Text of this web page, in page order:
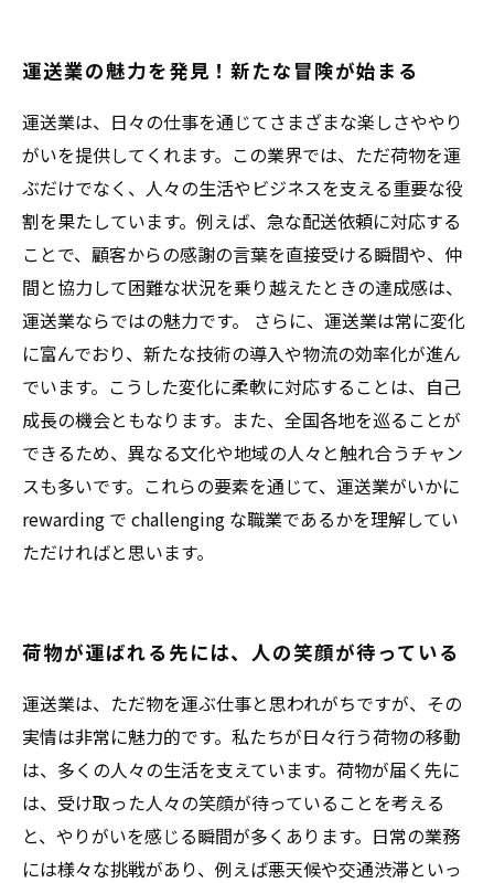
運送業のやりがいを理解し、次のステップへ
運送業の魅力を発見！新たな冒険が始まる
運送業は、日々の仕事を通じてさまざまな楽しさややり
がいを提供してくれます。この業界では、ただ荷物を運
ぶだけでなく、人々の生活やビジネスを支える重要な役
割を果たしています。例えば、急な配送依頼に対応する
ことで、顧客からの感謝の言葉を直接受ける瞬間や、仲
間と協力して困難な状況を乗り越えたときの達成感は、
運送業ならではの魅力です。 さらに、運送業は常に変化
に富んでおり、新たな技術の導入や物流の効率化が進ん
でいます。こうした変化に柔軟に対応することは、自己
成長の機会ともなります。また、全国各地を巡ることが
できるため、異なる文化や地域の人々と触れ合うチャン
スも多いです。これらの要素を通じて、運送業がいかに
rewarding で challenging な職業であるかを理解してい
ただければと思います。
荷物が運ばれる先には、人の笑顔が待っている
運送業は、ただ物を運ぶ仕事と思われがちですが、その
実情は非常に魅力的です。私たちが日々行う荷物の移動
は、多くの人々の生活を支えています。荷物が届く先に
は、受け取った人々の笑顔が待っていることを考える
と、やりがいを感じる瞬間が多くあります。日常の業務
には様々な挑戦があり、例えば悪天候や交通渋滞といっ